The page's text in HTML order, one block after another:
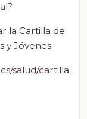
la Cartilla de
y Jóvenes.
salud/cartilla